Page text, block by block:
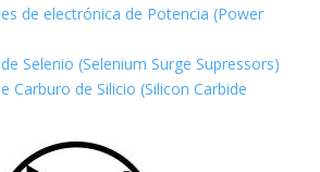
de electrónica de Potencia (Power
Selenio (Selenium Surge Supressors)
Carburo de Silicio (Silicon Carbide